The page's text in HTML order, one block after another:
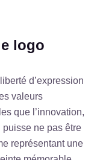
logo
d’expression
valeurs
que l’innovation,
puisse ne pas être
représentant une